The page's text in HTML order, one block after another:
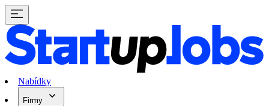
Nabídky
Firmy